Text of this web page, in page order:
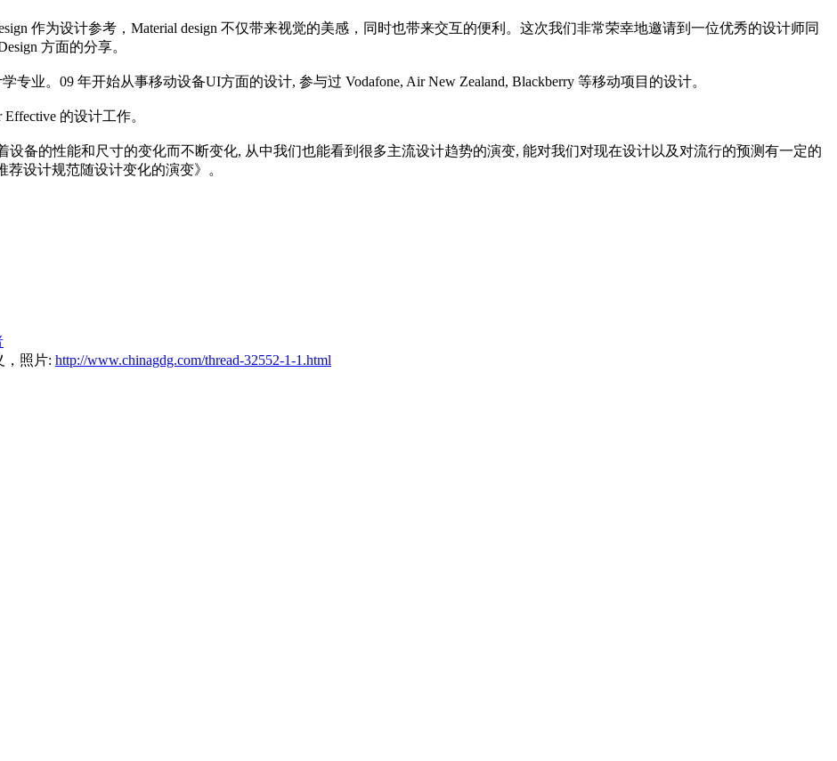
作为设计参考，Material design 不仅带来视觉的美感，同时也带来交互的便利。这次我们非常荣幸地邀请到一位优秀的设计师同
方面的分享。
专业。09 年开始从事移动设备UI方面的设计, 参与过 Vodafone, Air New Zealand, Blackberry 等移动项目的设计。
的设计工作。
设备的性能和尺寸的变化而不断变化, 从中我们也能看到很多主流设计趋势的演变, 能对我们对现在设计以及对流行的预测有一定的
荐设计规范随设计变化的演变》。
，照片: http://www.chinagdg.com/thread-32552-1-1.html